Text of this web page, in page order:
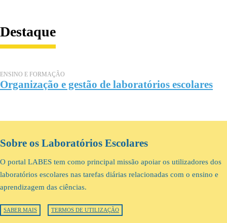
Destaque
ENSINO E FORMAÇÃO
Organização e gestão de laboratórios escolares
Sobre os Laboratórios Escolares
O portal LABES tem como principal missão apoiar os utilizadores dos
laboratórios escolares nas tarefas diárias relacionadas com o ensino e
aprendizagem das ciências.
SABER MAIS TERMOS DE UTILIZAÇÃO